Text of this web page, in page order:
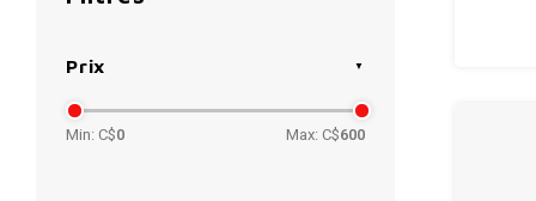
Prix
Min: C$0 Max: C$600